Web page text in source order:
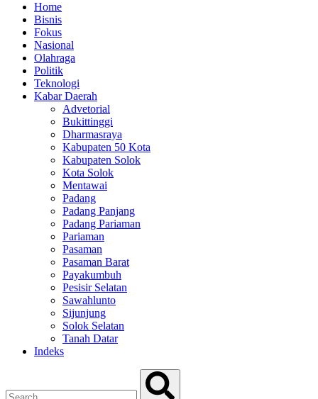
Home
Bisnis
Fokus
Nasional
Olahraga
Politik
Teknologi
Kabar Daerah
Advetorial
Bukittinggi
Dharmasraya
Kabupaten 50 Kota
Kabupaten Solok
Kota Solok
Mentawai
Padang
Padang Panjang
Padang Pariaman
Pariaman
Pasaman
Pasaman Barat
Payakumbuh
Pesisir Selatan
Sawahlunto
Sijunjung
Solok Selatan
Tanah Datar
Indeks